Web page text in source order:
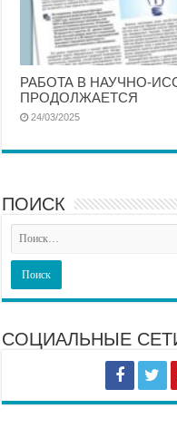
РАБОТА В НАУЧНО-
ПРОДОЛЖАЕТСЯ
24/03/2025
ПОИСК
СОЦИАЛЬНЫЕ